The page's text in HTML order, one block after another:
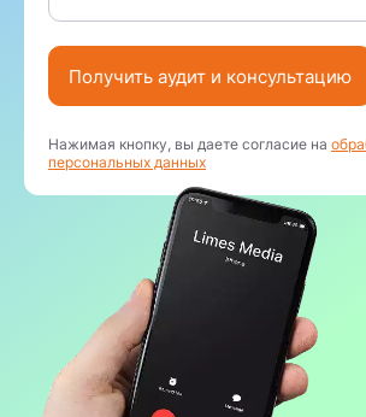
Получить аудит и консультацию
Нажимая кнопку, вы даете согласие на
персональных данных